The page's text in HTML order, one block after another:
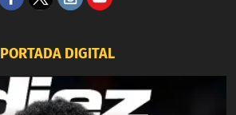
PORTADA DIGITAL